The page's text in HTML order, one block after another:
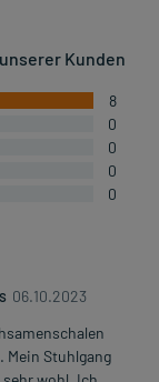
Kunden
8
0
0
0
0
06.10.2023
Stuhlgang